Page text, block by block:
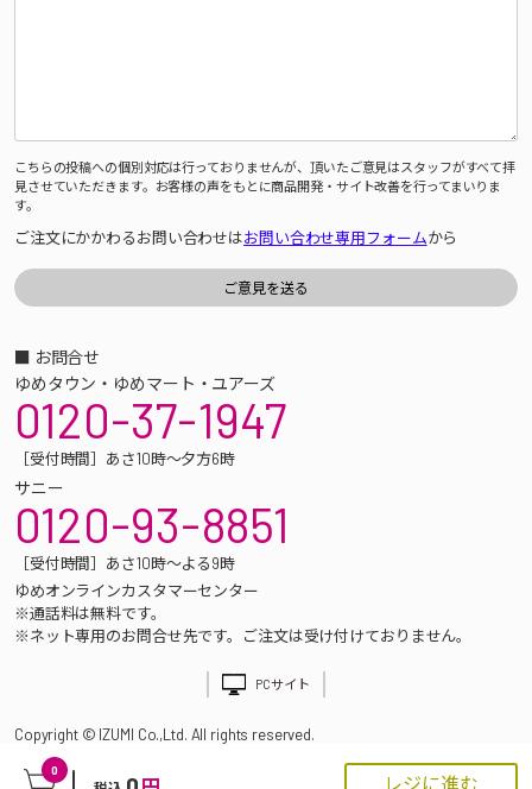
0
レジに進む
こちらの投稿への個別対応は行っておりませんが、頂いたご意見はスタッフがすべて拝
見させていただきます。お客様の声をもとに商品開発・サイト改善を行ってまいりま
す。
ご注文にかかわるお問い合わせはお問い合わせ専用フォームから
■ お問合せ
ゆめタウン・ゆめマート・ユアーズ
0120-37-1947
［受付時間］あさ10時～夕方6時
サニー
0120-93-8851
［受付時間］あさ10時～よる9時
ゆめオンラインカスタマーセンター
※通話料は無料です。
※ネット専用のお問合せ先です。ご注文は受け付けておりません。
PCサイト
Copyright © IZUMI Co.,Ltd. All rights reserved.